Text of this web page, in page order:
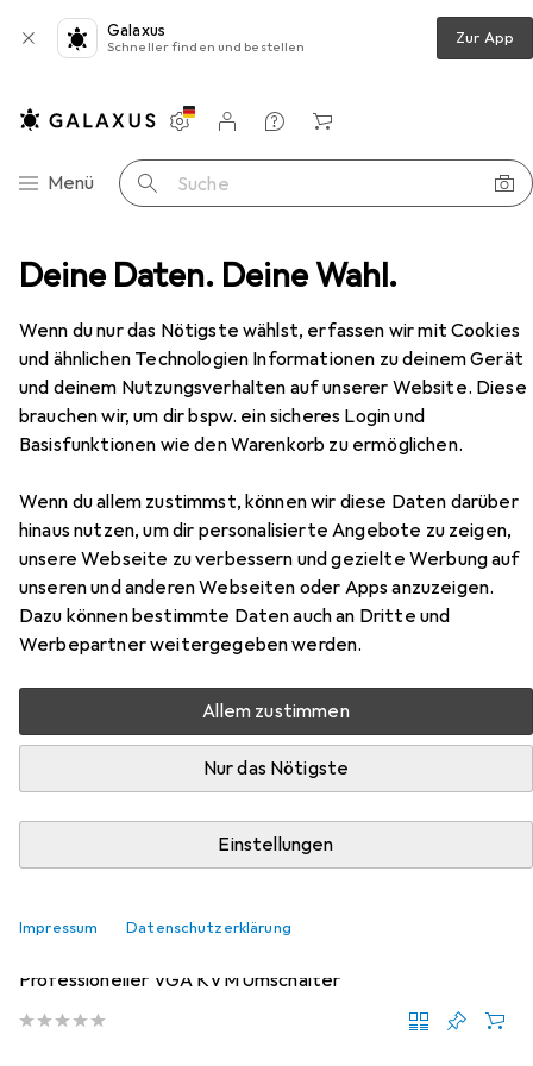
Deine Daten. Deine Wahl.
Wenn du nur das Nötigste wählst, erfassen wir mit Cookies
und ähnlichen Technologien Informationen zu deinem Gerät
und deinem Nutzungsverhalten auf unserer Website. Diese
brauchen wir, um dir bspw. ein sicheres Login und
Basisfunktionen wie den Warenkorb zu ermöglichen.
Wenn du allem zustimmst, können wir diese Daten darüber
hinaus nutzen, um dir personalisierte Angebote zu zeigen,
unsere Webseite zu verbessern und gezielte Werbung auf
unseren und anderen Webseiten oder Apps anzuzeigen.
Dazu können bestimmte Daten auch an Dritte und
Werbepartner weitergegeben werden.
Allem zustimmen
Nur das Nötigste
Einstellungen
Impressum Datenschutzerklärung
Galaxus
Schneller finden und bestellen Zur App
Navigation nach Kategorien
Menü Suche
Einstellungen
Kundenkonto
Vergleichslisten
Merklisten
Warenkorb
- HDMI KVM Umschalter mit USB 3.0 Hub - 1080p
EUR
417,06
StarTech4 Port HDMI KVM Switch -
HDMI KVM Umschalter mit USB 3.0
Hub - 1080p
HDMI KVM Switch - HDMI KVM
Umschalter mit USB 3.0 Hub -
1080p
Hier findest du passendes Zubehör zum Produkt StarTech
4 Port HDMI KVM Switch - HDMI KVM Umschalter mit
USB 3.0 Hub - 1080p aus der Kategorie KVM Switch.
Relevanz
Produktliste
EUR
96,52
Professioneller VGA KVM Umschalter